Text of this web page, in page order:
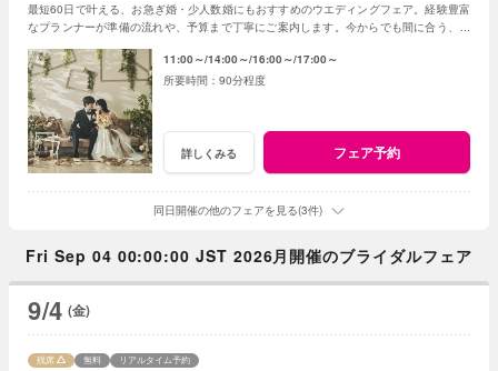
最短60日で叶える、お急ぎ婚・少人数婚にもおすすめのウエディングフェア。経験豊富
なプランナーが準備の流れや、予算まで丁寧にご案内します。今からでも間に合う、安
11:00～ 14:00～ 16:00～ 17:00～
90分程度
詳しくみる フェア予約
同日開催の他のフェアを見る(3件)
Fri Sep 04 00:00:00 JST 2026月開催のブライダルフェア
9/4 (金)
残席 無料 リアルタイム予約